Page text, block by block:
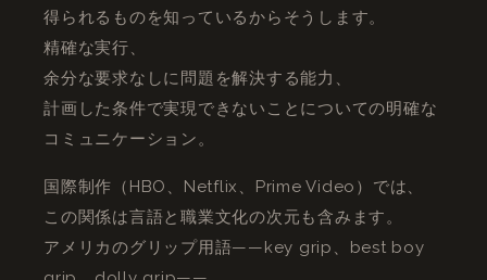
得られるものを知っているからそうします。
精確な実行、
余分な要求なしに問題を解決する能力、
計画した条件で実現できないことについての明確な
コミュニケーション。
国際制作（HBO、Netflix、Prime Video）では、
この関係は言語と職業文化の次元も含みます。
アメリカのグリップ用語——key grip、best boy